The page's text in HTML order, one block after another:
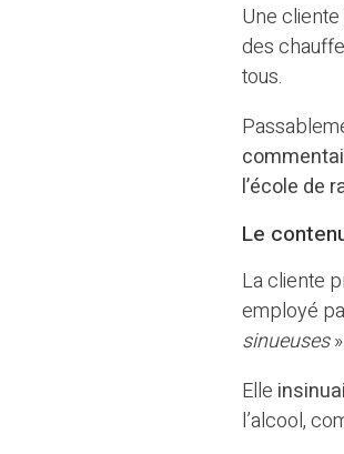
Une
des
tous.
l’école de
Le
La cliente
employé
sinueuses».
Elle
l’alcool,